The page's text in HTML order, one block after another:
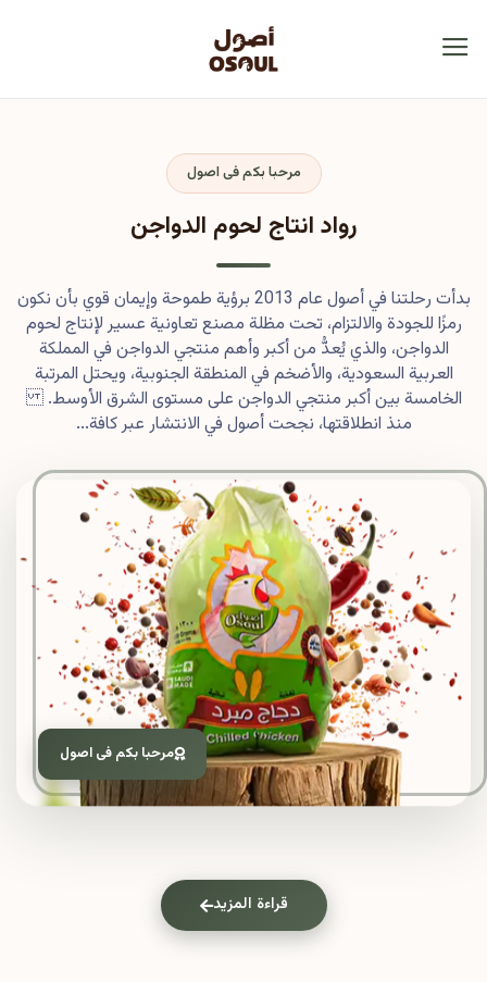
مرحبا بكم فى اصول
مرحبا بكم فى اصول
رواد انتاج لحوم الدواجن
بدأت رحلتنا في أصول عام 2013 برؤية طموحة وإيمان قوي بأن نكون
رمزًا للجودة والالتزام، تحت مظلة مصنع تعاونية عسير لإنتاج لحوم
الدواجن، والذي يُعدُّ من أكبر وأهم منتجي الدواجن في المملكة
العربية السعودية، والأضخم في المنطقة الجنوبية، ويحتل المرتبة
الخامسة بين أكبر منتجي الدواجن على مستوى الشرق الأوسط.
منذ انطلاقتها، نجحت أصول في الانتشار عبر كافة...
قراءة المزيد